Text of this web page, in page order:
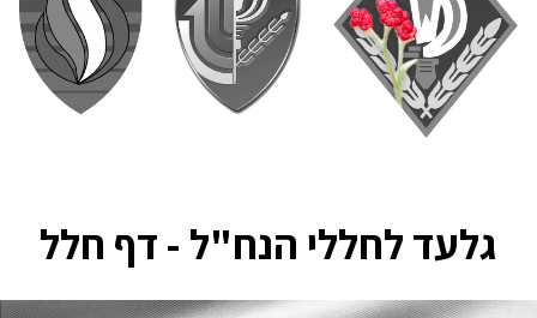
גלעד לחללי הנח"ל - דף חלל